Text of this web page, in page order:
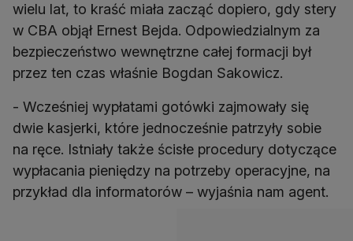
wielu lat, to kraść miała zacząć dopiero, gdy stery
w CBA objął Ernest Bejda. Odpowiedzialnym za
bezpieczeństwo wewnętrzne całej formacji był
przez ten czas właśnie Bogdan Sakowicz.
- Wcześniej wypłatami gotówki zajmowały się
dwie kasjerki, które jednocześnie patrzyły sobie
na ręce. Istniały także ścisłe procedury dotyczące
wypłacania pieniędzy na potrzeby operacyjne, na
przykład dla informatorów – wyjaśnia nam agent.